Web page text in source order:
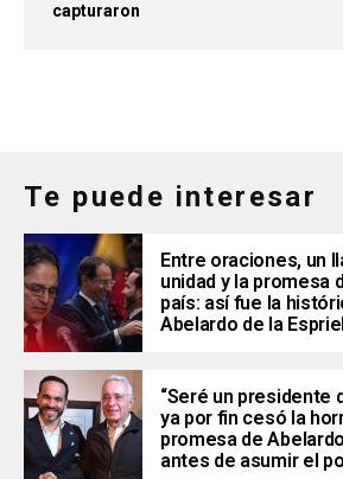
capturaron
Te puede interesar
Entre oraciones, un
unidad y la promesa
país: así fue la
Abelardo de la
“Seré un presidente
ya por fin cesó la
promesa de
antes de asumir el